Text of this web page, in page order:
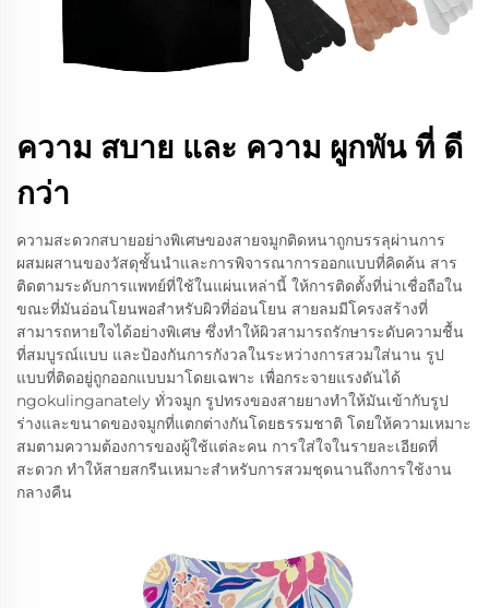
ความ สบาย และ ความ ผูกพัน ที่ ดี
กว่า
ความสะดวกสบายอย่างพิเศษของสายจมูกติดหนาถูกบรรลุผ่านการ
ผสมผสานของวัสดุชั้นนําและการพิจารณาการออกแบบที่คิดค้น สาร
ติดตามระดับการแพทย์ที่ใช้ในแผ่นเหล่านี้ ให้การติดตั้งที่น่าเชื่อถือใน
ขณะที่มันอ่อนโยนพอสําหรับผิวที่อ่อนโยน สายลมมีโครงสร้างที่
สามารถหายใจได้อย่างพิเศษ ซึ่งทําให้ผิวสามารถรักษาระดับความชื้น
ที่สมบูรณ์แบบ และป้องกันการกังวลในระหว่างการสวมใส่นาน รูป
แบบที่ติดอยู่ถูกออกแบบมาโดยเฉพาะ เพื่อกระจายแรงดันได้
ngokulinganately ทั่วจมูก รูปทรงของสายยางทําให้มันเข้ากับรูป
ร่างและขนาดของจมูกที่แตกต่างกันโดยธรรมชาติ โดยให้ความเหมาะ
สมตามความต้องการของผู้ใช้แต่ละคน การใส่ใจในรายละเอียดที่
สะดวก ทําให้สายสกรีนเหมาะสําหรับการสวมชุดนานถึงการใช้งาน
กลางคืน